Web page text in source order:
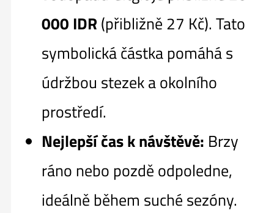
000 IDR (přibližně 27 Kč). Tato
symbolická částka pomáhá s
údržbou stezek a okolního
prostředí.
Nejlepší čas k návštěvě: Brzy
ráno nebo pozdě odpoledne,
ideálně během suché sezóny.